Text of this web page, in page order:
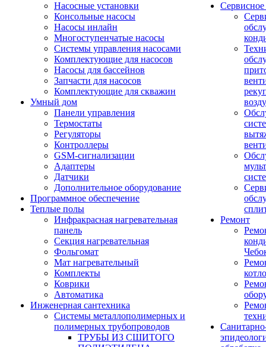
Насосные установки
Консольные насосы
Насосы инлайн
Многоступенчатые насосы
Системы управления насосами
Комплектующие для насосов
Насосы для бассейнов
Запчасти для насосов
Комплектующие для скважин
Умный дом
Панели управления
Термостаты
Регуляторы
Контроллеры
GSM-сигнализации
Адаптеры
Датчики
Дополнительное оборудование
Программное обеспечение
Теплые полы
Инфракрасная нагревательная
панель
Секция нагревательная
Фольгомат
Мат нагревательный
Комплекты
Коврики
Автоматика
Инженерная сантехника
Системы металлополимерных и
полимерных трубопроводов
ТРУБЫ ИЗ СШИТОГО
Ремонт